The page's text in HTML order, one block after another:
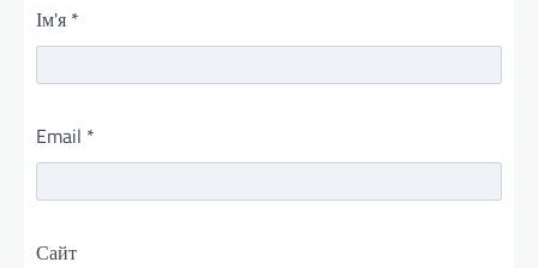
Ім'я *
Email *
Сайт